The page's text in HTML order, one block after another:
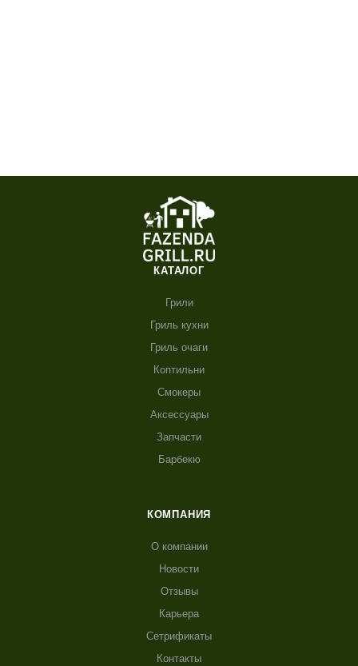
КАТАЛОГ
Грили
Гриль кухни
Гриль очаги
Коптильни
Смокеры
Аксессуары
Запчасти
Барбекю
КОМПАНИЯ
О компании
Новости
Отзывы
Карьера
Сетрификаты
Контакты